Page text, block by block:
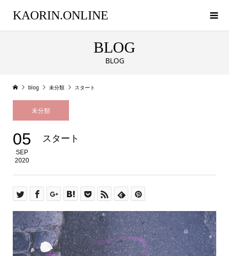
KAORIN.ONLINE
BLOG
BLOG
blog 未分類 スタート
未分類
05
SEP
2020
スタート